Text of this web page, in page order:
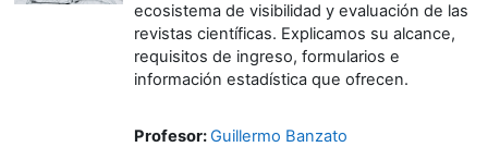
ecosistema de visibilidad y evaluación de las
revistas científicas. Explicamos su alcance,
requisitos de ingreso, formularios e
información estadística que ofrecen.
Profesor:Guillermo Banzato